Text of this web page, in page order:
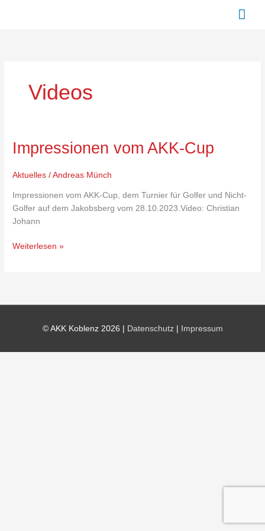
Videos
Impressionen vom AKK-Cup
Aktuelles /Andreas Münch
Impressionen vom AKK-Cup, dem Turnier für Golfer und Nicht-
Golfer auf dem Jakobsberg vom 28.10.2023.Video: Christian
Johann
Impressionen
vom
Weiterlesen »
© AKK Koblenz 2026 | Datenschutz| Impressum